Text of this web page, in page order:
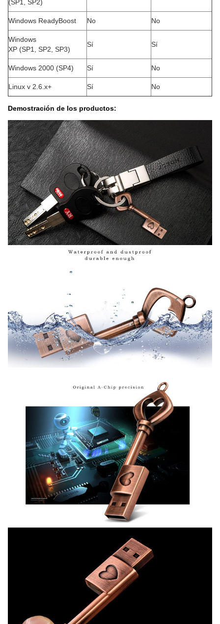
(SP1, SP2)
Windows ReadyBoost No No
Windows
XP (SP1, SP2, SP3)
Sí Sí
Windows 2000 (SP4) Sí No
Linux v 2.6.x+ Sí No
Demostración de los productos: